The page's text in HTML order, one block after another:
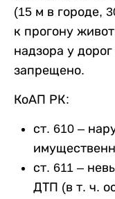
(15 м в городе,
к прогону
надзора у
запрещено.
КоАП РК:
ст. 610 –
ст. 611 –
ДТП (в т. ч.